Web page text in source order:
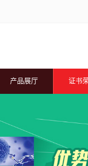
产品展厅 证书